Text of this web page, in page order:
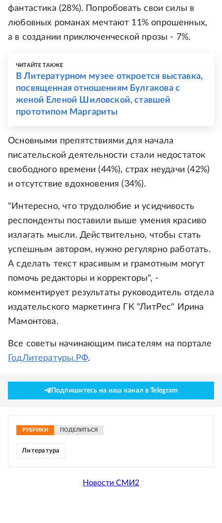
фантастика (28%). Попробовать свои силы в
любовных романах мечтают 11% опрошенных,
а в создании приключенческой прозы - 7%.
ЧИТАЙТЕ ТАКЖЕ
В Литературном музее откроется выставка,
посвященная отношениям Булгакова с
женой Еленой Шиловской, ставшей
прототипом Маргариты
Основными препятствиями для начала
писательской деятельности стали недостаток
свободного времени (44%), страх неудачи (42%)
и отсутствие вдохновения (34%).
"Интересно, что трудолюбие и усидчивость
респонденты поставили выше умения красиво
излагать мысли. Действительно, чтобы стать
успешным автором, нужно регулярно работать.
А сделать текст красивым и грамотным могут
помочь редакторы и корректоры", -
комментирует результаты руководитель отдела
издательского маркетинга ГК "ЛитРес" Ирина
Мамонтова.
Все советы начинающим писателям на портале
ГодЛитературы.РФ.
Подпишитесь на наш канал в Telegram
РУБРИКИ ПОДЕЛИТЬСЯ
Литература
Новости СМИ2